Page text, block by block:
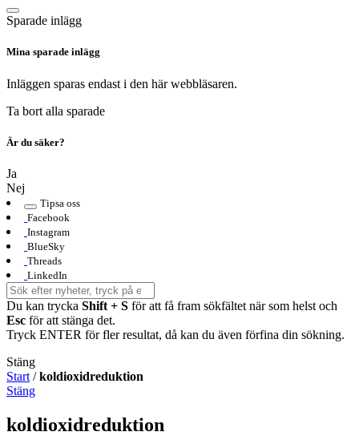
Sparade inlägg
Mina sparade inlägg
Inläggen sparas endast i den här webbläsaren.
Ta bort alla sparade
Är du säker?
Ja
Nej
Tipsa oss
Facebook
Instagram
BlueSky
Threads
LinkedIn
Du kan trycka Shift + S för att få fram sökfältet när som helst och
Esc för att stänga det.
Tryck ENTER för fler resultat, då kan du även förfina din sökning.
Stäng
Start /koldioxidreduktion
Stäng
koldioxidreduktion